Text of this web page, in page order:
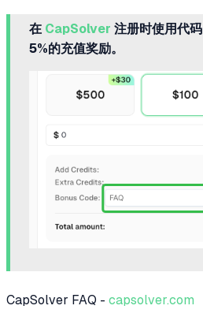
在 CapSolver 注册时使用代码
5%的充值奖励。
CapSolver FAQ - capsolver.com